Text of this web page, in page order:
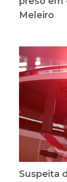
Meleiro
Suspeita